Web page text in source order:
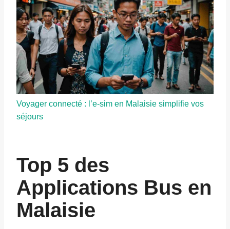
Voyager connecté : l’e-sim en Malaisie simplifie vos
séjours
Top 5 des
Applications Bus en
Malaisie